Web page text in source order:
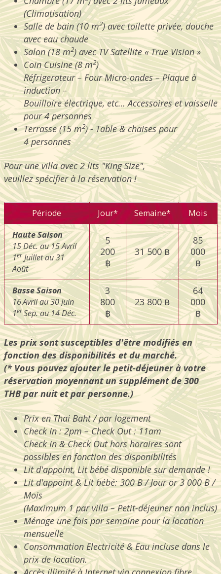
(Climatisation)
Salle de bain (10 m2) avec toilette privée, douche
avec eau chaude
Salon (18 m2)avec TV Satellite « True Vision »
Coin Cuisine (8 m2)
Réfrigerateur – Four Micro-ondes – Plaque à
induction –
Bouilloire électrique, etc… Accessoires et vaisselle
pour 4 personnes
Terrasse (15 m2) - Table & chaises pour
4 personnes
Pour une villa avec 2 lits "King Size",
veuillez spécifier à la réservation !
Période Jour* Semaine*
Mois
Haute Saison
15 Déc. au 15 Avril
1erJuillet au 31
Août
5
200
฿
31 500 ฿
85
000
฿
Basse Saison
16Avril au 30 Juin
1erSep. au 14 Déc.
3
800
฿
23 800 ฿
64
000
฿
Les prix sont susceptibles d'être modifiés en
fonction des disponibilités et du marché.
(* Vous pouvez ajouter le petit-déjeuner à votre
réservation moyennant un supplément de 300
THB par nuit et par personne.)
Prix en Thai Baht / par logement
Check In : 2pm – Check Out : 11am
Check In & Check Out hors horairessont
possibles en fonction des disponibilités
Lit d'appoint, Lit bébé disponible sur demande !
Lit d'appoint&Lit bébé: 300 B / Jour or 3 000 B /
Mois
(Maximum 1 par villa – Petit-déjeuner non inclus)
Ménage une fois par semaine pour la location
mensuelle
Consommation Electricité& Eauincluse dans le
prix de location.